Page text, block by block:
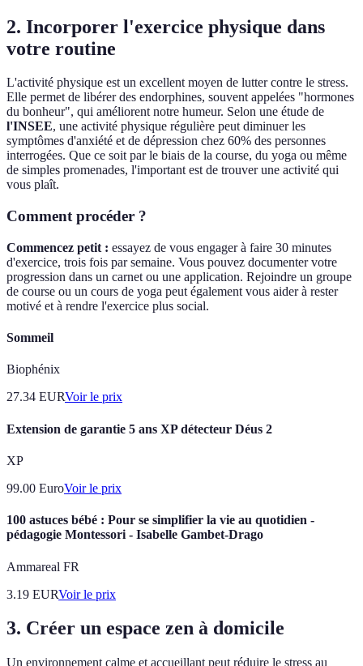
2. Incorporer l'exercice physique dans
votre routine
L'activité physique est un excellent moyen de lutter contre le stress.
Elle permet de libérer des endorphines, souvent appelées "hormones
du bonheur", qui améliorent notre humeur. Selon une étude de
l'INSEE, une activité physique régulière peut diminuer les
symptômes d'anxiété et de dépression chez 60% des personnes
interrogées. Que ce soit par le biais de la course, du yoga ou même
de simples promenades, l'important est de trouver une activité qui
vous plaît.
Comment procéder ?
Commencez petit : essayez de vous engager à faire 30 minutes
d'exercice, trois fois par semaine. Vous pouvez documenter votre
progression dans un carnet ou une application. Rejoindre un groupe
de course ou un cours de yoga peut également vous aider à rester
motivé et à rendre l'exercice plus social.
Sommeil
Biophénix
27.34 EURVoir le prix
Extension de garantie 5 ans XP détecteur Déus 2
XP
99.00 EuroVoir le prix
100 astuces bébé : Pour se simplifier la vie au quotidien -
pédagogie Montessori - Isabelle Gambet-Drago
Ammareal FR
3.19 EURVoir le prix
3. Créer un espace zen à domicile
Un environnement calme et accueillant peut réduire le stress au